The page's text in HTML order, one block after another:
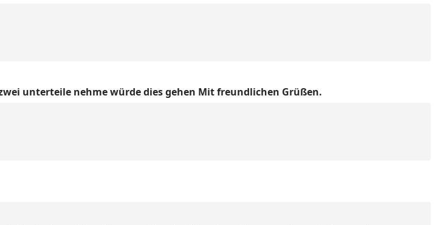
unterteile nehme würde dies gehen Mit freundlichen Grüßen.